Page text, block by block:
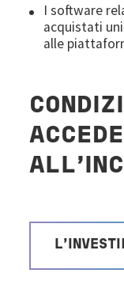
I software
acquistati
alle